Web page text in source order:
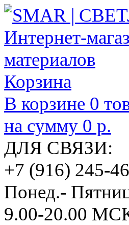
Корзина
В корзине 0
на сумму 0 р.
ДЛЯ СВЯЗИ:
+7 (916) 245-
Понед.-
9.00-20.00